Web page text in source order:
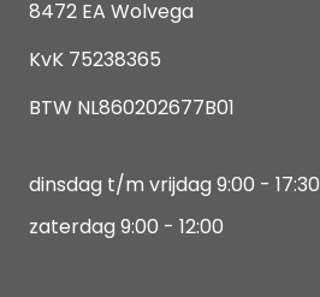
8472 EA Wolvega
KvK 75238365
BTW NL860202677B01
dinsdag t/m vrijdag 9:00 - 17:30
zaterdag 9:00 - 12:00